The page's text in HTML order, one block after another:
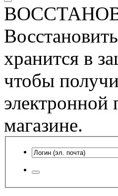
хранится в
чтобы
электронной
магазине.